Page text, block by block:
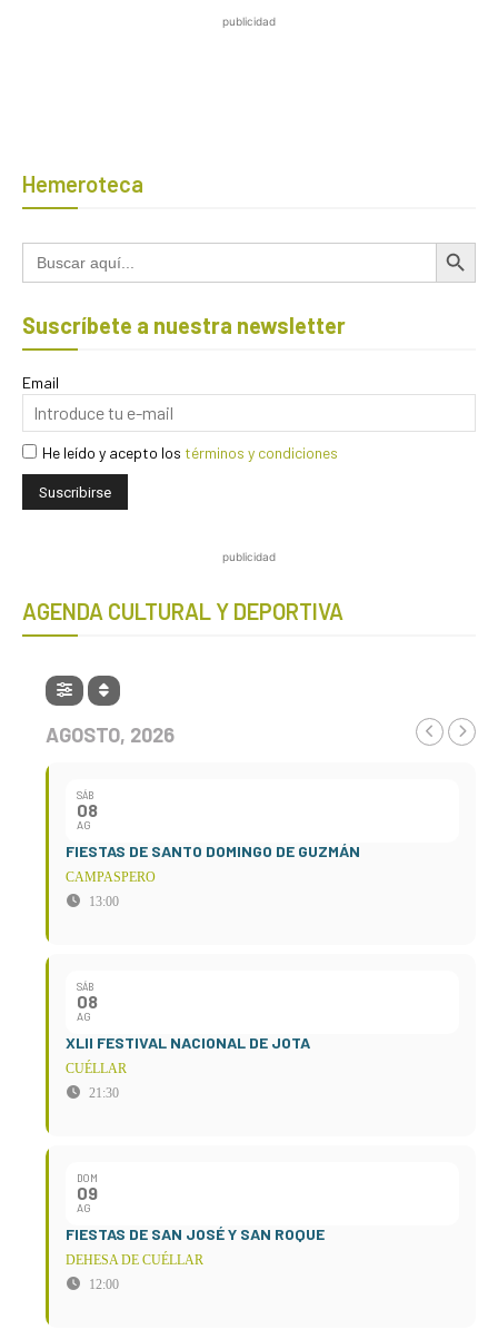
publicidad
Hemeroteca
Buscar: Botón de
Suscríbete a nuestra newsletter
Email
He leído y acepto los términos y condiciones
publicidad
AGENDA CULTURAL Y DEPORTIVA
AGOSTO, 2026
SÁB
08
AG
FIESTAS DE SANTO DOMINGO DE GUZMÁN
CAMPASPERO
13:00
SÁB
08
AG
XLII FESTIVAL NACIONAL DE JOTA
CUÉLLAR
21:30
DOM
09
AG
FIESTAS DE SAN JOSÉ Y SAN ROQUE
DEHESA DE CUÉLLAR
12:00